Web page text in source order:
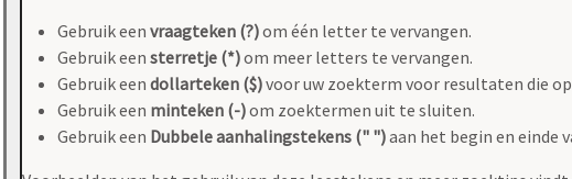
Gebruik een vraagteken (?)om één letter te vervangen.
Gebruik een sterretje (*)om meer letters te vervangen.
Gebruik een dollarteken ($)voor uw zoekterm voor resultaten die
Gebruik een minteken (-)om zoektermen uit te sluiten.
Gebruik een Dubbele aanhalingstekens (" ")aan het begin en einde